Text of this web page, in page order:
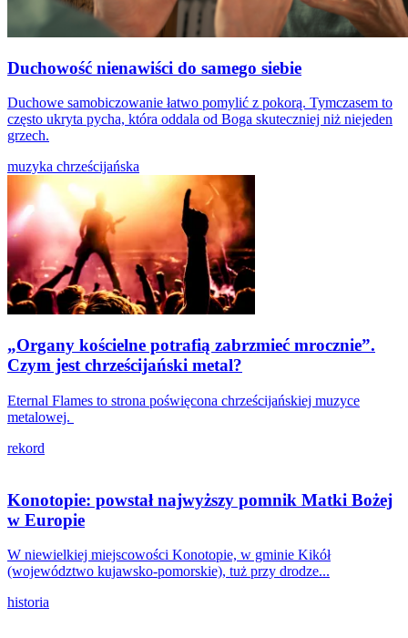
Duchowość nienawiści do samego siebie
Duchowe samobiczowanie łatwo pomylić z pokorą. Tymczasem to
często ukryta pycha, która oddala od Boga skuteczniej niż niejeden
grzech.
muzyka chrześcijańska
„Organy kościelne potrafią zabrzmieć mrocznie”.
Czym jest chrześcijański metal?
Eternal Flames to strona poświęcona chrześcijańskiej muzyce
metalowej.
rekord
Konotopie: powstał najwyższy pomnik Matki Bożej
w Europie
W niewielkiej miejscowości Konotopie, w gminie Kikół
(województwo kujawsko-pomorskie), tuż przy drodze...
historia